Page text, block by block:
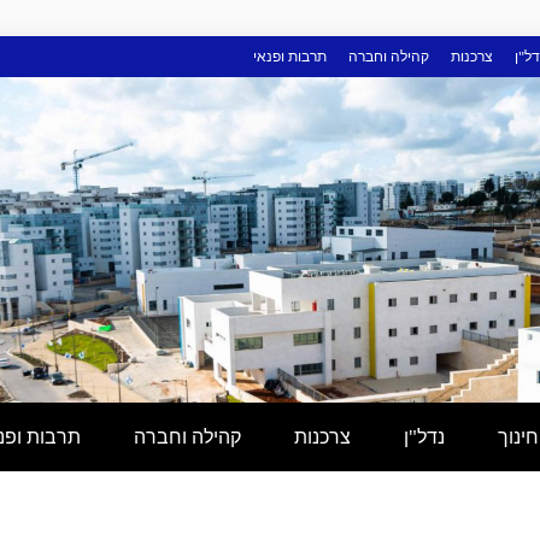
צרכנות קהילה וחברה תרבות ופנאי
חינוך נדל"ן צרכנות קהילה וחברה תרבות